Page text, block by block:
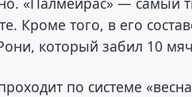
Кроме того, в его
который забил 10
по системе